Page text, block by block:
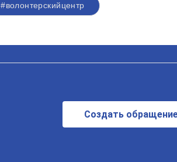
#волонтерскийцентр
Создать